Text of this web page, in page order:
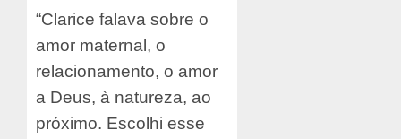
“Clarice falava sobre o
amor maternal, o
relacionamento, o amor
a Deus, à natureza, ao
próximo. Escolhi esse